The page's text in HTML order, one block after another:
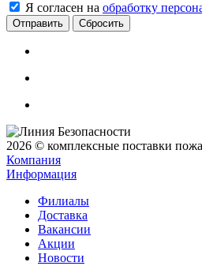
Я согласен на обработку
Сбросить
2026 © комплексные поставки
Компания
Информация
Филиалы
Доставка
Вакансии
Акции
Новости